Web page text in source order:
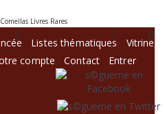
Livres Rares
Listes thématiques
Vitrine
compte Contact Entrer